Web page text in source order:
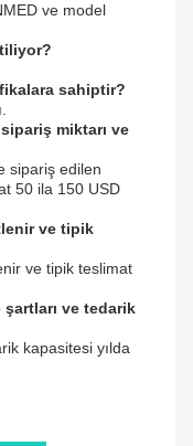
ve model
sahiptir?
miktarı ve
sipariş edilen
50 ila 150 USD
ve tipik
ve tipik teslimat
ve tedarik
kapasitesi yılda